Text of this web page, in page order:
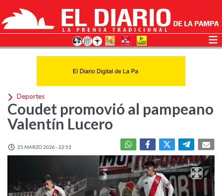
Deportes
Coudet promovió al pampeano
Valentín Lucero
25 MARZO 2026 - 22:53